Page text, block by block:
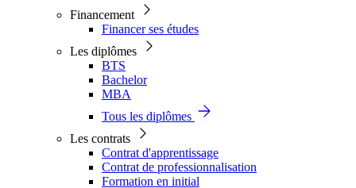
Financement
Financer ses études
Les diplômes
BTS
Bachelor
MBA
Tous les diplômes
Les contrats
Contrat d'apprentissage
Contrat de professionnalisation
Formation en initial